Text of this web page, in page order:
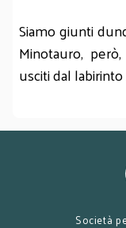
Siamo giunti
Minotauro,
usciti dal
Società